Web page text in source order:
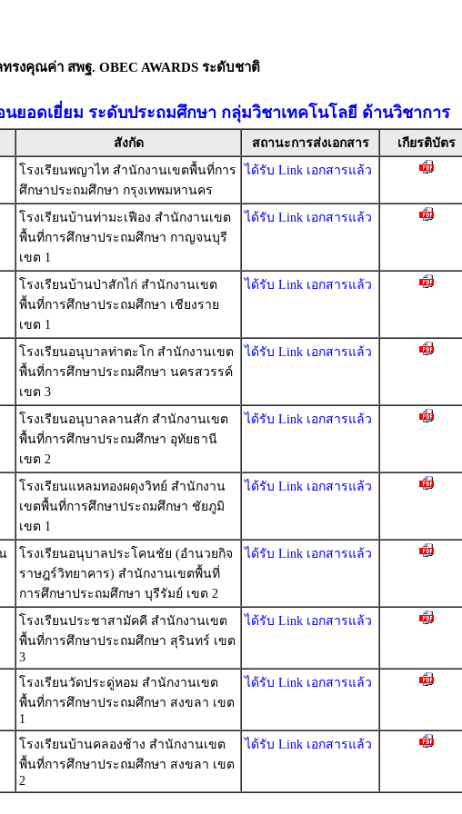
ทรงคุณค่า สพฐ. OBEC AWARDS ระดับชาติ
ยอดเยี่ยม ระดับประถมศึกษา กลุ่มวิชาเทคโนโลยี ด้านวิชาการ
สังกัด สถานะการส่งเอกสาร เกียรติบัตร
โรงเรียนพญาไท สำนักงานเขตพื้นที่การ
ศึกษาประถมศึกษา กรุงเทพมหานคร
ได้รับ Link เอกสารแล้ว
โรงเรียนบ้านท่ามะเฟือง สำนักงานเขต
พื้นที่การศึกษาประถมศึกษา กาญจนบุรี
เขต 1
ได้รับ Link เอกสารแล้ว
โรงเรียนบ้านป่าสักไก่ สำนักงานเขต
พื้นที่การศึกษาประถมศึกษา เชียงราย
เขต 1
ได้รับ Link เอกสารแล้ว
โรงเรียนอนุบาลท่าตะโก สำนักงานเขต
พื้นที่การศึกษาประถมศึกษา นครสวรรค์
เขต 3
ได้รับ Link เอกสารแล้ว
โรงเรียนอนุบาลลานสัก สำนักงานเขต
พื้นที่การศึกษาประถมศึกษา อุทัยธานี
เขต 2
ได้รับ Link เอกสารแล้ว
โรงเรียนแหลมทองผดุงวิทย์ สำนักงาน
เขตพื้นที่การศึกษาประถมศึกษา ชัยภูมิ
เขต 1
ได้รับ Link เอกสารแล้ว
โรงเรียนอนุบาลประโคนชัย (อำนวยกิจ
ราษฎร์วิทยาคาร) สำนักงานเขตพื้นที่
การศึกษาประถมศึกษา บุรีรัมย์ เขต 2
ได้รับ Link เอกสารแล้ว
โรงเรียนประชาสามัคคี สำนักงานเขต
พื้นที่การศึกษาประถมศึกษา สุรินทร์ เขต
3
ได้รับ Link เอกสารแล้ว
โรงเรียนวัดประดู่หอม สำนักงานเขต
พื้นที่การศึกษาประถมศึกษา สงขลา เขต
1
ได้รับ Link เอกสารแล้ว
โรงเรียนบ้านคลองช้าง สำนักงานเขต
พื้นที่การศึกษาประถมศึกษา สงขลา เขต
2
ได้รับ Link เอกสารแล้ว